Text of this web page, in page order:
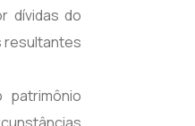
dívidas do
resultantes